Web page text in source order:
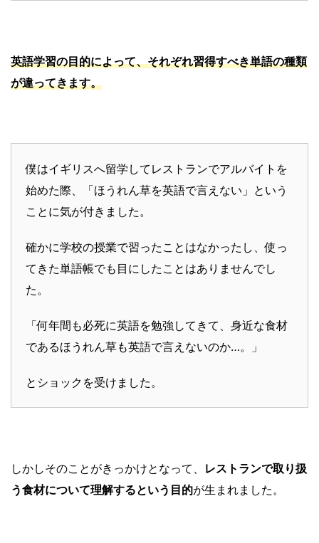
英語学習の目的によって、それぞれ習得すべき単語の種類
が違ってきます。
僕はイギリスへ留学してレストランでアルバイトを
始めた際、「ほうれん草を英語で言えない」という
ことに気が付きました。
確かに学校の授業で習ったことはなかったし、使っ
てきた単語帳でも目にしたことはありませんでし
た。
「何年間も必死に英語を勉強してきて、身近な食材
であるほうれん草も英語で言えないのか…。」
とショックを受けました。
しかしそのことがきっかけとなって、 レストランで取り扱
う食材について理解するという目的が生まれました。